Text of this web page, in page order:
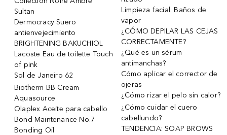
Sultan
Dermocracy Suero
antienvejecimiento
BRIGHTENING BAKUCHIOL
Lacoste Eau de toilette Touch
of pink
Sol de Janeiro 62
Biotherm BB Cream
Aquasource
Olaplex Aceite para cabello
Bond Maintenance No.7
Bonding Oil
Limpieza facial: Baños de
vapor
¿CÓMO DEPILAR LAS CEJAS
CORRECTAMENTE?
¿Qué es un sérum
antimanchas?
Cómo aplicar el corrector de
ojeras
¿Cómo rizar el pelo sin calor?
¿Cómo cuidar el cuero
cabellundo?
TENDENCIA: SOAP BROWS